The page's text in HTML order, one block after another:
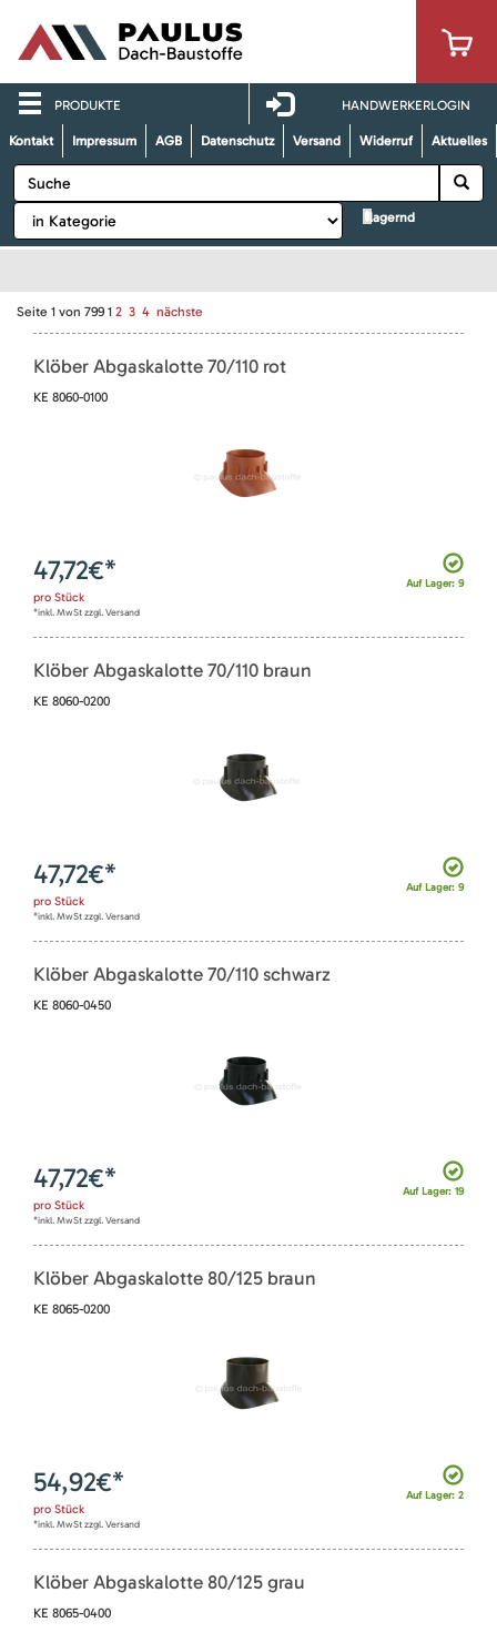
PRODUKTE HANDWERKERLOGIN
Kontakt Impressum AGB Datenschutz Versand Widerruf Aktuelles
lagernd
Seite 1 von 799 1 2 3 4 nächste
Klöber Abgaskalotte 70/110 rot
KE 8060-0100
Auf Lager: 9
47,72€*
pro Stück
*inkl. MwSt zzgl. Versand
Klöber Abgaskalotte 70/110 braun
KE 8060-0200
Auf Lager: 9
47,72€*
pro Stück
*inkl. MwSt zzgl. Versand
Klöber Abgaskalotte 70/110 schwarz
KE 8060-0450
Auf Lager: 19
47,72€*
pro Stück
*inkl. MwSt zzgl. Versand
Klöber Abgaskalotte 80/125 braun
KE 8065-0200
Auf Lager: 2
54,92€*
pro Stück
*inkl. MwSt zzgl. Versand
Klöber Abgaskalotte 80/125 grau
KE 8065-0400